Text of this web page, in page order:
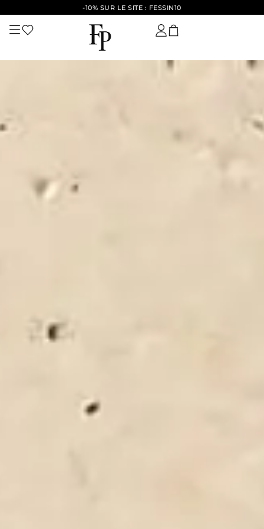
-10% SUR LE SITE : FESSIN10